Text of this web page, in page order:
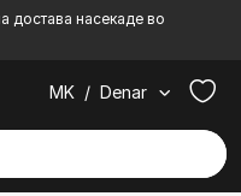
достава насекаде во
MK / Denar